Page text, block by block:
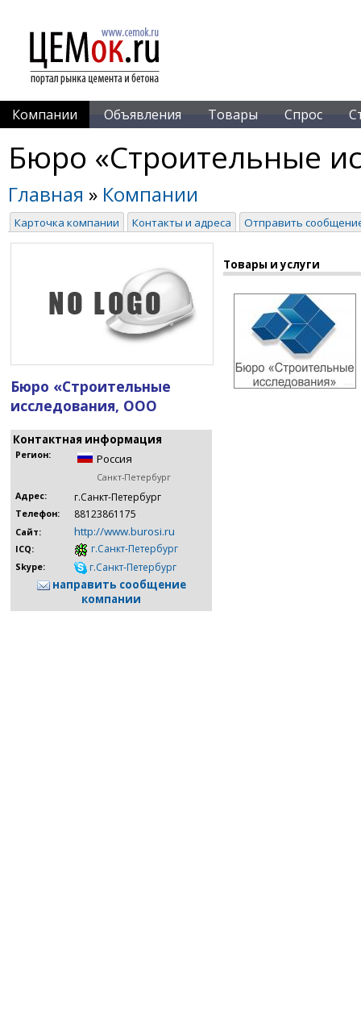
Компании Объявления Товары Спрос
Бюро «Строительные
Главная » Компании
Карточка компании Контакты и адреса Отправить
Бюро «Строительные
исследования, ООО
Контактная информация
Регион: Россия
Санкт-Петербург
Адрес:
г.Санкт-Петербург
Телефон: 88123861175
Сайт: http://www.burosi.ru
ICQ: г.Санкт-Петербург
Skype: г.Санкт-Петербург
направить сообщение
компании
Товары и услуги